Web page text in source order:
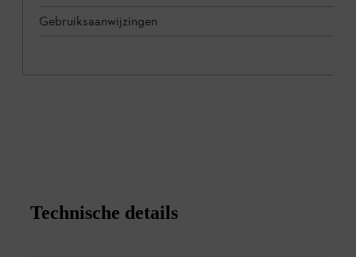
Gebruiksaanwijzingen
Technische details